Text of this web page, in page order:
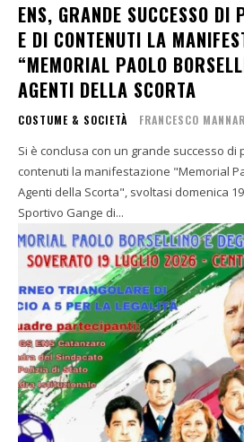
ENS, GRANDE SUCCESSO DI
E DI CONTENUTI LA
“MEMORIAL PAOLO
AGENTI DELLA SCORTA
COSTUME & SOCIETÀ FRANCESCO
Si è conclusa con un grande successo di
contenuti la manifestazione "Memorial
Agenti della Scorta", svoltasi domenica
Sportivo Gange di...